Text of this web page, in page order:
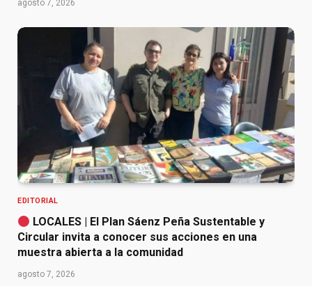
agosto 7, 2026
EDITORIAL
LOCALES | El Plan Sáenz Peña Sustentable y
Circular invita a conocer sus acciones en una
muestra abierta a la comunidad
agosto 7, 2026